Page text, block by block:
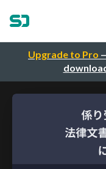
Upgrade to Pro